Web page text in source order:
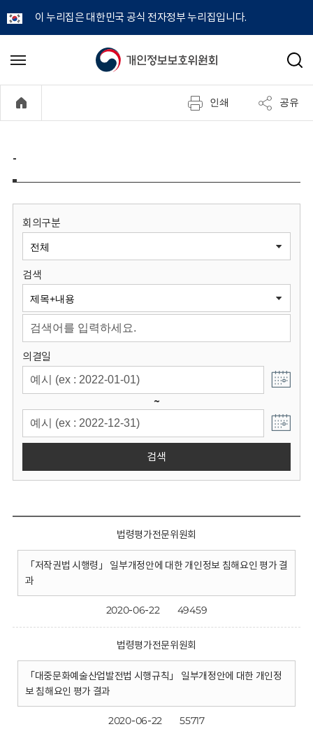
이 누리집은 대한민국 공식 전자정부 누리집입니다.
개
정
보
원
회
메
기
검
인쇄 공유
-
회의구분
검색
의결일
~
검색
법령평가전문위원회
「저작권법 시행령」 일부개정안에 대한 개인정보 침해요인 평가 결
과
2020-06-22 49459
법령평가전문위원회
「대중문화예술산업발전법 시행규칙」 일부개정안에 대한 개인정
보 침해요인 평가 결과
2020-06-22 55717